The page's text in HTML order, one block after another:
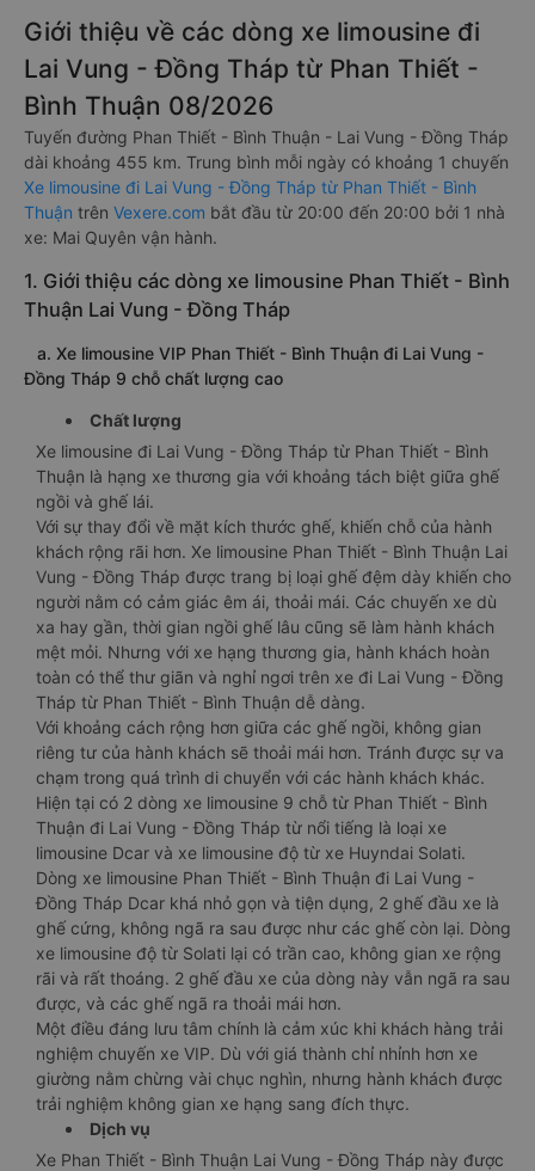
Giới thiệu về các dòng xe limousine đi
Lai Vung - Đồng Tháp từ Phan Thiết -
Bình Thuận 08/2026
Tuyến đường Phan Thiết - Bình Thuận - Lai Vung - Đồng Tháp
dài khoảng 455 km. Trung bình mỗi ngày có khoảng 1 chuyến
Xe limousine đi Lai Vung - Đồng Tháp từ Phan Thiết - Bình
Thuận trên Vexere.com bắt đầu từ 20:00 đến 20:00 bởi 1 nhà
xe: Mai Quyên vận hành.
1. Giới thiệu các dòng xe limousine Phan Thiết - Bình
Thuận Lai Vung - Đồng Tháp
a. Xe limousine VIP Phan Thiết - Bình Thuận đi Lai Vung -
Đồng Tháp 9 chỗ chất lượng cao
Chất lượng
Xe limousine đi Lai Vung - Đồng Tháp từ Phan Thiết - Bình
Thuận là hạng xe thương gia với khoảng tách biệt giữa ghế
ngồi và ghế lái.
Với sự thay đổi về mặt kích thước ghế, khiến chỗ của hành
khách rộng rãi hơn. Xe limousine Phan Thiết - Bình Thuận Lai
Vung - Đồng Tháp được trang bị loại ghế đệm dày khiến cho
người nằm có cảm giác êm ái, thoải mái. Các chuyến xe dù
xa hay gần, thời gian ngồi ghế lâu cũng sẽ làm hành khách
mệt mỏi. Nhưng với xe hạng thương gia, hành khách hoàn
toàn có thể thư giãn và nghỉ ngơi trên xe đi Lai Vung - Đồng
Tháp từ Phan Thiết - Bình Thuận dễ dàng.
Với khoảng cách rộng hơn giữa các ghế ngồi, không gian
riêng tư của hành khách sẽ thoải mái hơn. Tránh được sự va
chạm trong quá trình di chuyển với các hành khách khác.
Hiện tại có 2 dòng xe limousine 9 chỗ từ Phan Thiết - Bình
Thuận đi Lai Vung - Đồng Tháp từ nổi tiếng là loại xe
limousine Dcar và xe limousine độ từ xe Huyndai Solati.
Dòng xe limousine Phan Thiết - Bình Thuận đi Lai Vung -
Đồng Tháp Dcar khá nhỏ gọn và tiện dụng, 2 ghế đầu xe là
ghế cứng, không ngã ra sau được như các ghế còn lại. Dòng
xe limousine độ từ Solati lại có trần cao, không gian xe rộng
rãi và rất thoáng. 2 ghế đầu xe của dòng này vẫn ngã ra sau
được, và các ghế ngã ra thoải mái hơn.
Một điều đáng lưu tâm chính là cảm xúc khi khách hàng trải
nghiệm chuyến xe VIP. Dù với giá thành chỉ nhỉnh hơn xe
giường nằm chừng vài chục nghìn, nhưng hành khách được
trải nghiệm không gian xe hạng sang đích thực.
Dịch vụ
Xe Phan Thiết - Bình Thuận Lai Vung - Đồng Tháp này được